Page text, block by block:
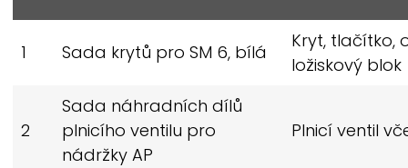
1 Sada krytů pro SM 6, bílá
Kryt, tlačítko,
ložiskový blok
2
Sada náhradních dílů
plnicího ventilu pro
nádržky AP
Plnicí ventil